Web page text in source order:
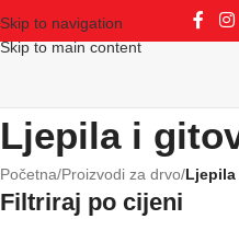
Skip to navigation
Skip to main content
Ljepila i
Početna/Proizvodi za drvo/
Filtriraj po cijeni